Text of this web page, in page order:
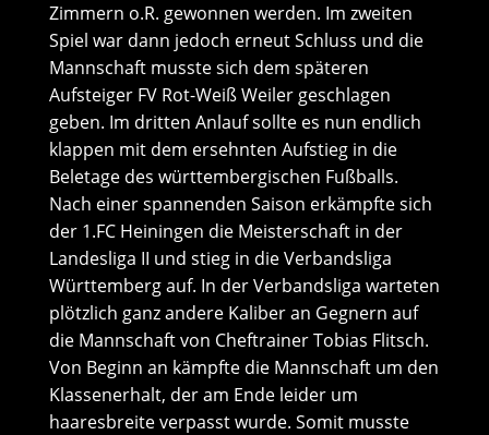
Zimmern o.R. gewonnen werden. Im zweiten
Spiel war dann jedoch erneut Schluss und die
Mannschaft musste sich dem späteren
Aufsteiger FV Rot-Weiß Weiler geschlagen
geben. Im dritten Anlauf sollte es nun endlich
klappen mit dem ersehnten Aufstieg in die
Beletage des württembergischen Fußballs.
Nach einer spannenden Saison erkämpfte sich
der 1.FC Heiningen die Meisterschaft in der
Landesliga II und stieg in die Verbandsliga
Württemberg auf. In der Verbandsliga warteten
plötzlich ganz andere Kaliber an Gegnern auf
die Mannschaft von Cheftrainer Tobias Flitsch.
Von Beginn an kämpfte die Mannschaft um den
Klassenerhalt, der am Ende leider um
haaresbreite verpasst wurde. Somit musste